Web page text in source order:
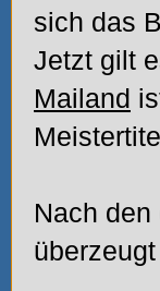
sich das
Jetzt gilt
Mailand
Nach